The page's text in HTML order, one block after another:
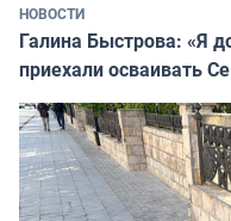
НОВОСТИ
Галина Быстрова: «Я
приехали осваивать